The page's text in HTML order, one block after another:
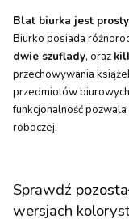
Blat biurka jest
Biurko posiada
dwie szuflady, oraz
przechowywania
przedmiotów
funkcjonalność
roboczej.
Sprawdź
wersjach